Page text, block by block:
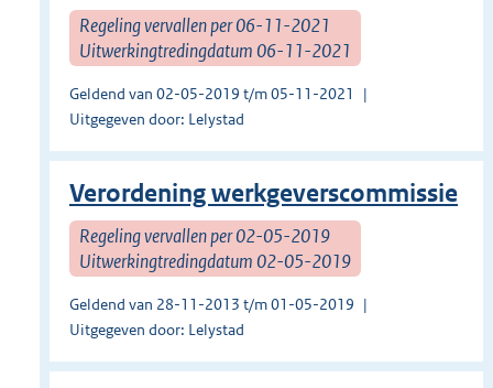
Regeling vervallen per 06-11-2021
Uitwerkingtredingdatum 06-11-2021
Geldend van 02-05-2019 t/m 05-11-2021
Uitgegeven door: Lelystad
Verordening werkgeverscommissie
Regeling vervallen per 02-05-2019
Uitwerkingtredingdatum 02-05-2019
Geldend van 28-11-2013 t/m 01-05-2019
Uitgegeven door: Lelystad